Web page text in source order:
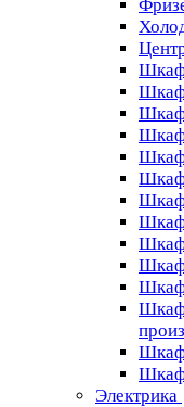
Электрика